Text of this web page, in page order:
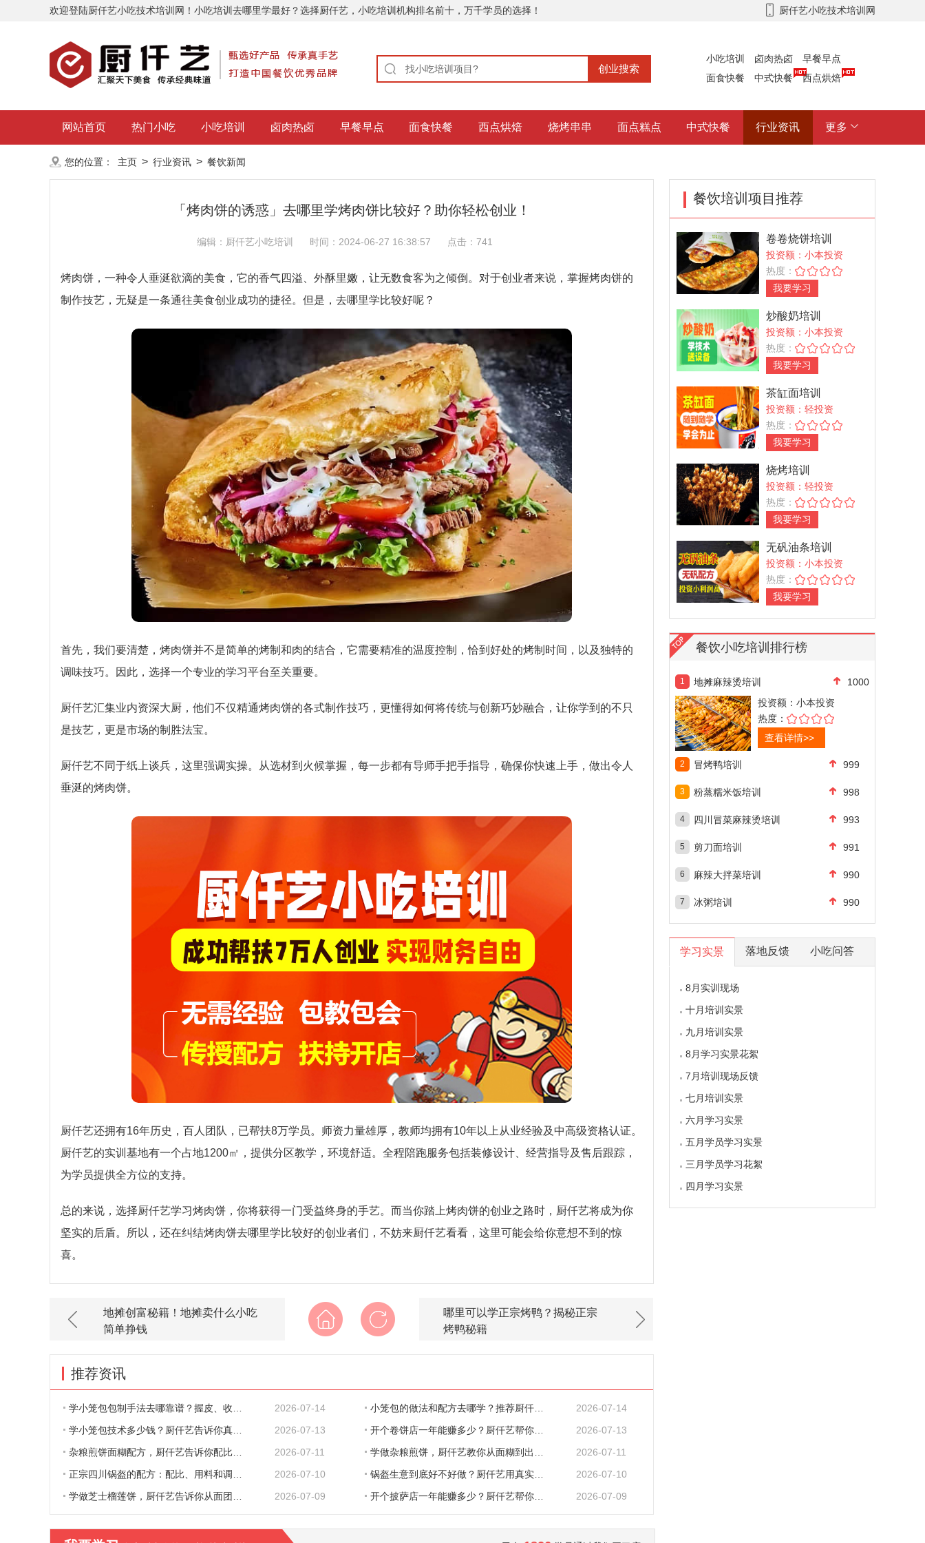
欢迎登陆厨仟艺小吃技术培训网！小吃培训去哪里学最好？选择厨仟艺，小吃培训机构排名前十，万千学员的选择！ 厨仟艺小吃技术培训网
小吃培训 卤肉热卤
早餐早点
面食快餐
中式快餐 西点烘焙
网站首页 热门小吃 小吃培训 卤肉热卤 早餐早点 面食快餐 西点烘焙 烧烤串串 面点糕点 中式快餐 行业资讯 更多
您的位置： 主页 > 行业资讯 > 餐饮新闻
「烤肉饼的诱惑」去哪里学烤肉饼比较好？助你轻松创业！
编辑：厨仟艺小吃培训 时间：2024-06-27 16:38:57 点击： 741
烤肉饼，一种令人垂涎欲滴的美食，它的香气四溢、外酥里嫩，让无数食客为之倾倒。对于创业者来说，掌握烤肉饼的
制作技艺，无疑是一条通往美食创业成功的捷径。但是，去哪里学比较好呢？
首先，我们要清楚，烤肉饼并不是简单的烤制和肉的结合，它需要精准的温度控制，恰到好处的烤制时间，以及独特的
调味技巧。因此，选择一个专业的学习平台至关重要。
厨仟艺汇集业内资深大厨，他们不仅精通烤肉饼的各式制作技巧，更懂得如何将传统与创新巧妙融合，让你学到的不只
是技艺，更是市场的制胜法宝。
厨仟艺不同于纸上谈兵，这里强调实操。从选材到火候掌握，每一步都有导师手把手指导，确保你快速上手，做出令人
垂涎的烤肉饼。
厨仟艺还拥有16年历史，百人团队，已帮扶8万学员。师资力量雄厚，教师均拥有10年以上从业经验及中高级资格认证。
厨仟艺的实训基地有一个占地1200㎡，提供分区教学，环境舒适。全程陪跑服务包括装修设计、经营指导及售后跟踪，
为学员提供全方位的支持。
总的来说，选择厨仟艺学习烤肉饼，你将获得一门受益终身的手艺。而当你踏上烤肉饼的创业之路时，厨仟艺将成为你
坚实的后盾。所以，还在纠结烤肉饼去哪里学比较好的创业者们，不妨来厨仟艺看看，这里可能会给你意想不到的惊
喜。
地摊创富秘籍！地摊卖什么小吃
简单挣钱
哪里可以学正宗烤鸭？揭秘正宗
烤鸭秘籍
推荐资讯
学小笼包包制手法去哪靠谱？握皮、收口、捏 2026-07-14 小笼包的做法和配方去哪学？推荐厨仟艺，深
2026-07-14
学小笼包技术多少钱？厨仟艺告诉你真实收费
2026-07-13 开个卷饼店一年能赚多少？厨仟艺帮你把账算
2026-07-13
杂粮煎饼面糊配方，厨仟艺告诉你配比、原料
2026-07-11 学做杂粮煎饼，厨仟艺教你从面糊到出餐的完
2026-07-11
正宗四川锅盔的配方：配比、用料和调味，一
2026-07-10 锅盔生意到底好不好做？厨仟艺用真实数据告
2026-07-10
学做芝士榴莲饼，厨仟艺告诉你从面团到出炉
2026-07-09 开个披萨店一年能赚多少？厨仟艺帮你把账算 2026-07-09
餐饮培训项目推荐
卷卷烧饼培训
投资额：小本投资
热度：
我要学习
炒酸奶培训
投资额：小本投资
热度：
我要学习
茶缸面培训
投资额：轻投资
热度：
我要学习
烧烤培训
投资额：轻投资
热度：
我要学习
无矾油条培训
投资额：小本投资
热度：
我要学习
餐饮小吃培训排行榜
1 地摊麻辣烫培训
1000
投资额： 小本投资
热度：
查看详情>>
2 冒烤鸭培训 999
3 粉蒸糯米饭培训 998
4 四川冒菜麻辣烫培训 993
5 剪刀面培训 991
6 麻辣大拌菜培训 990
7 冰粥培训 990
学习实景 落地反馈 小吃问答
8月实训现场
十月培训实景
九月培训实景
8月学习实景花絮
7月培训现场反馈
七月培训实景
六月学习实景
五月学员学习实景
三月学员学习花絮
四月学习实景